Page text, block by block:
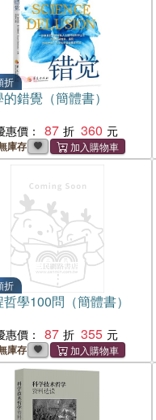
折
錯覺（簡體書）
惠價： 87 360
庫存
折
學100問（簡體書）
惠價： 87 355
庫存